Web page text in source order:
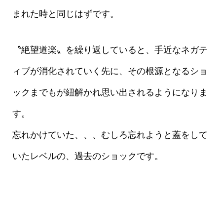
まれた時と同じはずです。
〝絶望道楽〟を繰り返していると、手近なネガテ
ィブが消化されていく先に、その根源となるショ
ックまでもが紐解かれ思い出されるようになりま
す。
忘れかけていた、、、むしろ忘れようと蓋をして
いたレベルの、過去のショックです。